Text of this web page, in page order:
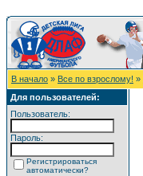
В начало » Все по взрослому! »
Для пользователей:
Пользователь:
Пароль:
Регистрироваться
автоматически?